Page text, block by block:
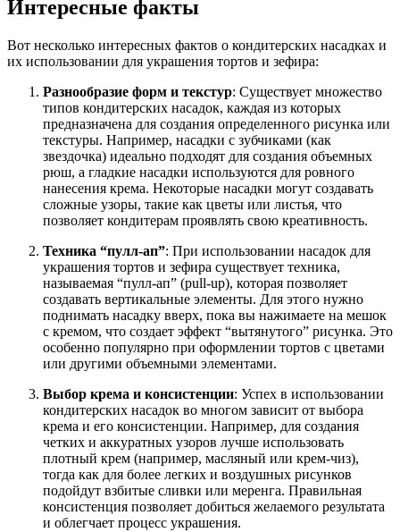
Интересные факты
Вот несколько интересных фактов о кондитерских насадках и
их использовании для украшения тортов и зефира:
Разнообразие форм и текстур: Существует множество
типов кондитерских насадок, каждая из которых
предназначена для создания определенного рисунка или
текстуры. Например, насадки с зубчиками (как
звездочка) идеально подходят для создания объемных
рюш, а гладкие насадки используются для ровного
нанесения крема. Некоторые насадки могут создавать
сложные узоры, такие как цветы или листья, что
позволяет кондитерам проявлять свою креативность.
Техника “пулл-ап”: При использовании насадок для
украшения тортов и зефира существует техника,
называемая “пулл-ап” (pull-up), которая позволяет
создавать вертикальные элементы. Для этого нужно
поднимать насадку вверх, пока вы нажимаете на мешок
с кремом, что создает эффект “вытянутого” рисунка. Это
особенно популярно при оформлении тортов с цветами
или другими объемными элементами.
Выбор крема и консистенции: Успех в использовании
кондитерских насадок во многом зависит от выбора
крема и его консистенции. Например, для создания
четких и аккуратных узоров лучше использовать
плотный крем (например, масляный или крем-чиз),
тогда как для более легких и воздушных рисунков
подойдут взбитые сливки или меренга. Правильная
консистенция позволяет добиться желаемого результата
и облегчает процесс украшения.